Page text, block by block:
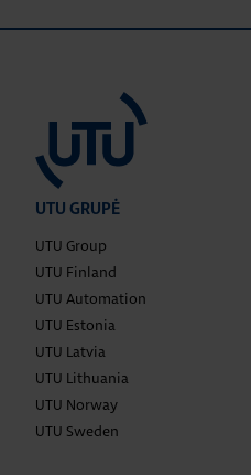
UTU GRUPĖ
UTU Group
UTU Finland
UTU Automation
UTU Estonia
UTU Latvia
UTU Lithuania
UTU Norway
UTU Sweden